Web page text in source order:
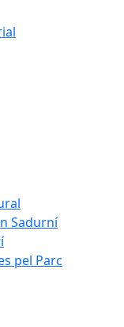
Sadurní
pel Parc